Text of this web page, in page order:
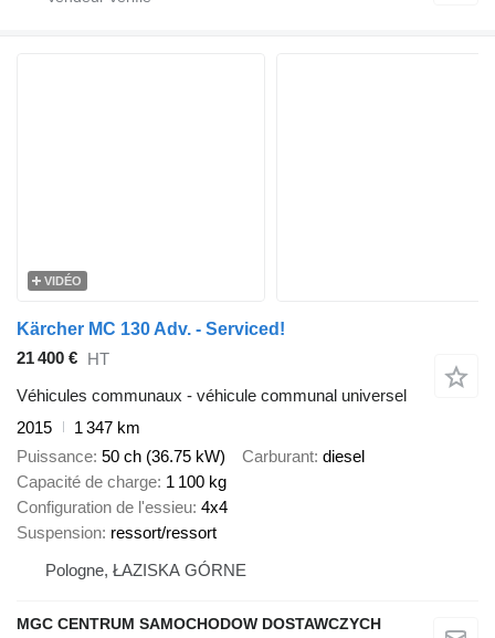
VIDÉO
Kärcher MC 130 Adv. - Serviced!
21 400 € HT
Véhicules communaux - véhicule communal universel
2015
1 347 km
Puissance 50 ch (36.75 kW) Carburant diesel
Capacité de charge 1 100 kg
Configuration de l'essieu 4x4
Suspension ressort/ressort
Pologne, ŁAZISKA GÓRNE
MGC CENTRUM SAMOCHODOW DOSTAWCZYCH